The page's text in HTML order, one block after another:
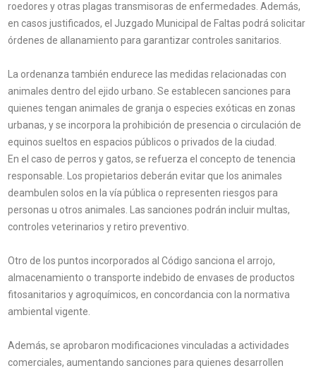
roedores y otras plagas transmisoras de enfermedades. Además,
en casos justificados, el Juzgado Municipal de Faltas podrá solicitar
órdenes de allanamiento para garantizar controles sanitarios.
La ordenanza también endurece las medidas relacionadas con
animales dentro del ejido urbano. Se establecen sanciones para
quienes tengan animales de granja o especies exóticas en zonas
urbanas, y se incorpora la prohibición de presencia o circulación de
equinos sueltos en espacios públicos o privados de la ciudad.
En el caso de perros y gatos, se refuerza el concepto de tenencia
responsable. Los propietarios deberán evitar que los animales
deambulen solos en la vía pública o representen riesgos para
personas u otros animales. Las sanciones podrán incluir multas,
controles veterinarios y retiro preventivo.
Otro de los puntos incorporados al Código sanciona el arrojo,
almacenamiento o transporte indebido de envases de productos
fitosanitarios y agroquímicos, en concordancia con la normativa
ambiental vigente.
Además, se aprobaron modificaciones vinculadas a actividades
comerciales, aumentando sanciones para quienes desarrollen